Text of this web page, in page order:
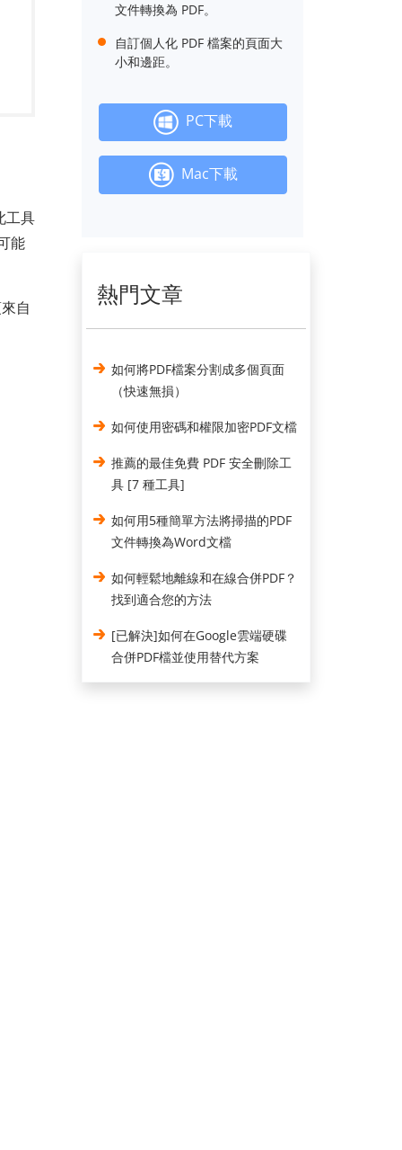
工具
能
自
文件轉換為 PDF。
自訂個人化 PDF 檔案的頁面大
小和邊距。
PC下載
Mac下載
熱門文章
如何將PDF檔案分割成多個頁面
（快速無損）
如何使用密碼和權限加密PDF文檔
推薦的最佳免費 PDF 安全刪除工
具 [7 種工具]
如何用5種簡單方法將掃描的PDF
文件轉換為Word文檔
如何輕鬆地離線和在線合併PDF？
找到適合您的方法
[已解決]如何在Google雲端硬碟
合併PDF檔並使用替代方案